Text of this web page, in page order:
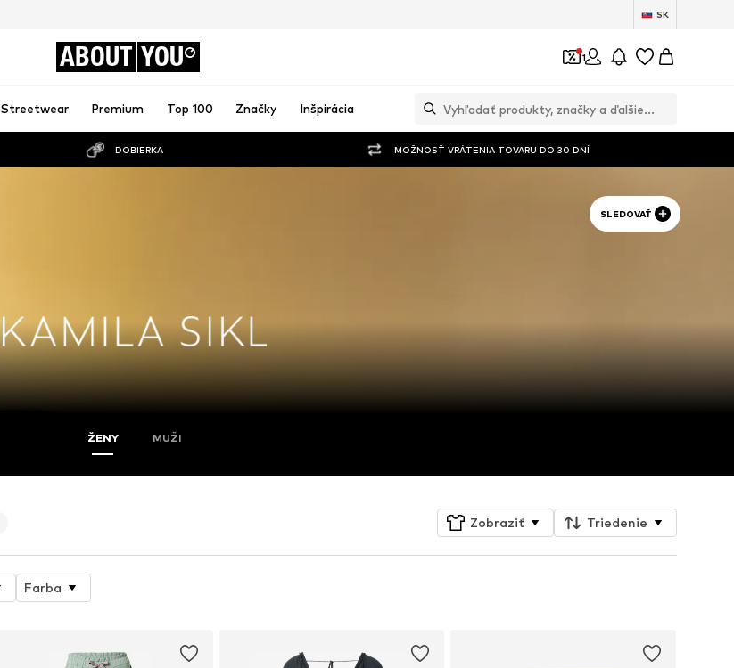
SK
ABOUT YOU 1
Streetwear Premium Top 100 Značky Inšpirácia
DOBIERKA MOŽNOSŤ VRÁTENIA TOVARU DO 30 DNÍ
SLEDOVAŤ
ŽENY MUŽI
Zobraziť Triedenie
Farba